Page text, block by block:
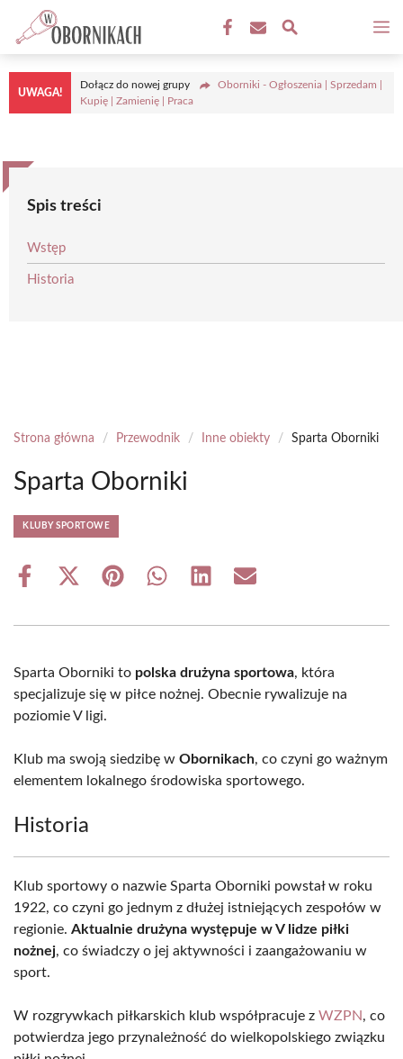
Przejdź
treści
UWAGA!
Dołącz do nowej grupy
Oborniki - Ogłoszenia | Sprzedam |
Kupię | Zamienię | Praca
Spis treści
Wstęp
Historia
Strona główna / Przewodnik / Inne obiekty / Sparta Oborniki
Sparta Oborniki
KLUBY SPORTOWE
Share
Share
(Twitter)
Share Share Share Share
Sparta Oborniki to polska drużyna sportowa, która
specjalizuje się w piłce nożnej. Obecnie rywalizuje na
poziomie V ligi.
Klub ma swoją siedzibę w Obornikach, co czyni go ważnym
elementem lokalnego środowiska sportowego.
Historia
Klub sportowy o nazwie Sparta Oborniki powstał w roku
1922, co czyni go jednym z dłużej istniejących zespołów w
regionie. Aktualnie drużyna występuje w V lidze piłki
nożnej, co świadczy o jej aktywności i zaangażowaniu w
sport.
W rozgrywkach piłkarskich klub współpracuje z WZPN, co
potwierdza jego przynależność do wielkopolskiego związku